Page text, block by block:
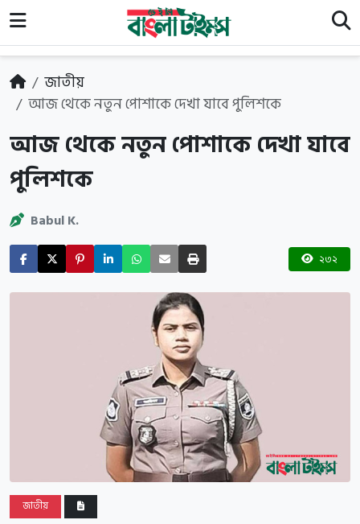
জাতীয়
আজ থেকে নতুন পোশাকে দেখা যাবে পুলিশকে
আজ থেকে নতুন পোশাকে দেখা যাবে
পুলিশকে
Babul K.
২৩২
জাতীয়